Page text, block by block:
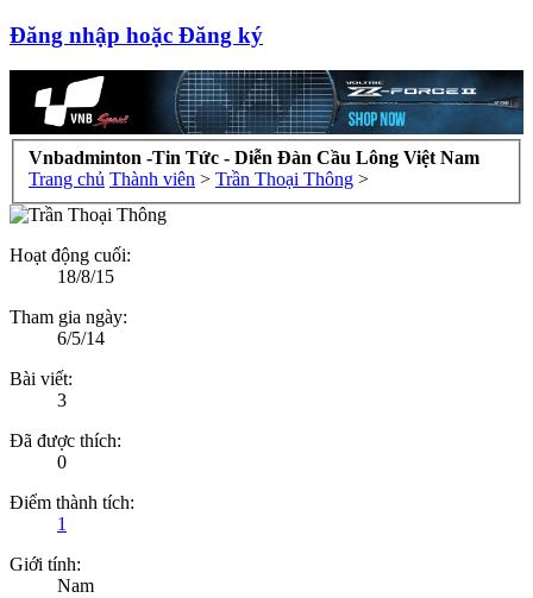
Đăng nhập hoặc Đăng ký
Vnbadminton -Tin Tức - Diễn Đàn Cầu Lông Việt Nam
Trang chủ Thành viên > Trần Thoại Thông >
Hoạt động cuối:
18/8/15
Tham gia ngày:
6/5/14
Bài viết:
3
Đã được thích:
0
Điểm thành tích:
1
Giới tính:
Nam